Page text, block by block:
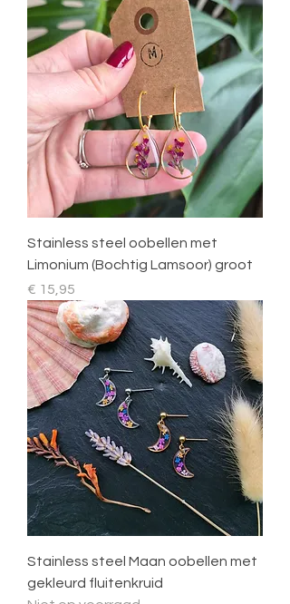
Stainless steel oobellen met
Limonium (Bochtig Lamsoor) groot
Prijs
€ 15,95
Stainless steel Maan oobellen met
gekleurd fluitenkruid